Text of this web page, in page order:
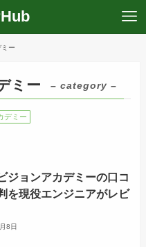
ー
ミー – category –
デミー
ジョンアカデミーの口コ
を現役エンジニアがレビ
8日